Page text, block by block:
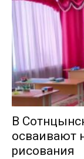
В
осваивают
рисования